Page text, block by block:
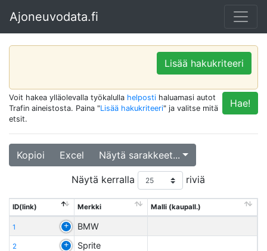
Ajoneuvodata.fi
Lisää hakukriteeri
Hae!
Voit hakea ylläolevalla työkalulla helposti haluamasi autot
Trafin aineistosta. Paina "Lisää hakukriteeri" ja valitse mitä
etsit.
Kopioi Excel Näytä sarakkeet...
Näytä kerralla riviä
ID(link) Merkki Malli (kaupall.)
1 BMW
2 Sprite